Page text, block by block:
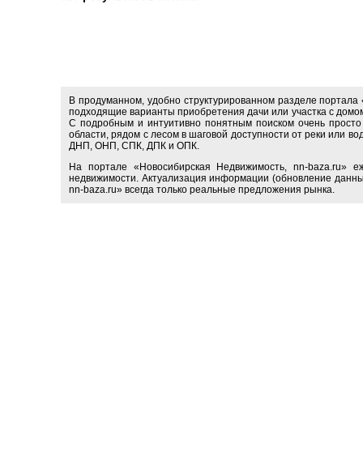
В продуманном, удобно структурированном разделе
подходящие варианты приобретения дачи или участка с
С подробным и интуитивно понятным поиском очень
области, рядом с лесом в шаговой доступности от реки или
ДНП, ОНП, СПК, ДПК и ОПК.
На портале «Новосибирская Недвижимость, nn-baza.ru»
недвижимости. Актуализация информации (обновление
nn-baza.ru» всегда только реальные предложения рынка.